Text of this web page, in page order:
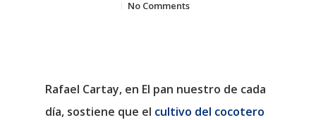
No Comments
Rafael Cartay, en El pan nuestro de cada
día, sostiene que el cultivo del cocotero